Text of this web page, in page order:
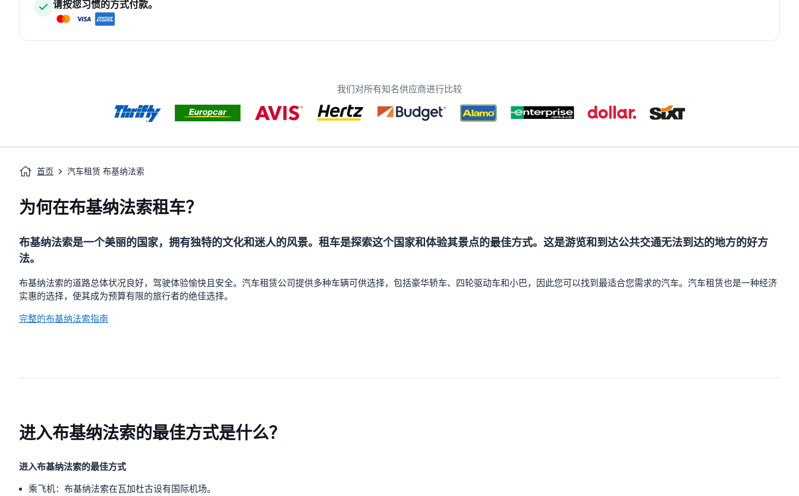
请按您习惯的方式付款。
我们对所有知名供应商进行比较
首页 汽车租赁 布基纳法索
为何在布基纳法索租车？
布基纳法索是一个美丽的国家，拥有独特的文化和迷人的风景。租车是探索这个国家和体验其景点的最佳方式。这是游览和到达公共交通无法到达的地方的好方
法。
布基纳法索的道路总体状况良好，驾驶体验愉快且安全。汽车租赁公司提供多种车辆可供选择，包括豪华轿车、四轮驱动车和小巴，因此您可以找到最适合您需求的汽车。汽车租赁也是一种经济
实惠的选择，使其成为预算有限的旅行者的绝佳选择。
完整的布基纳法索指南
进入布基纳法索的最佳方式是什么？
进入布基纳法索的最佳方式
乘飞机：布基纳法索在瓦加杜古设有国际机场。